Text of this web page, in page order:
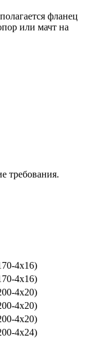
фланец
или мачт на
требования.
4х16)
4х16)
4х20)
4х20)
4х20)
4х24)